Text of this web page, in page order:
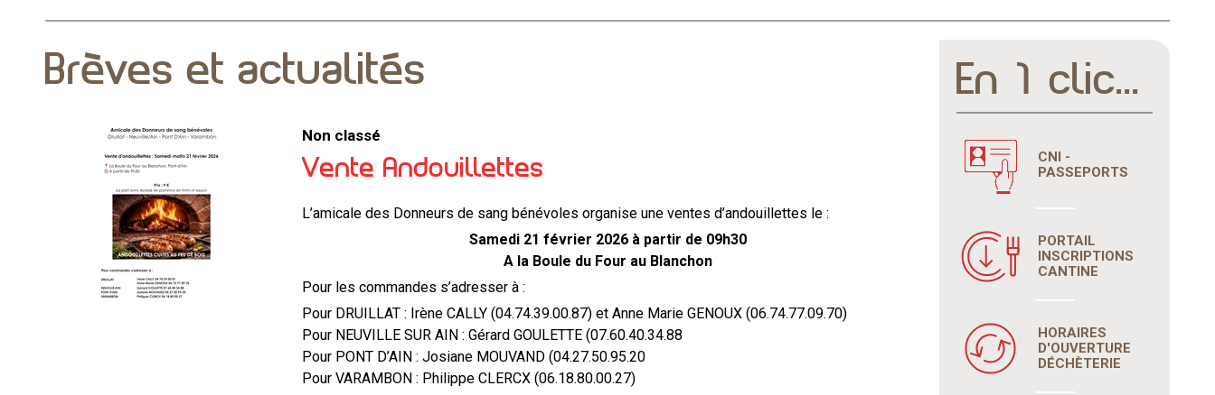
Brèves et actualités
Non classé
Vente Andouillettes
L’amicale des Donneurs de sang bénévoles organise une ventes d’andouillettes le :
Samedi 21 février 2026 à partir de 09h30
A la Boule du Four au Blanchon
Pour les commandes s’adresser à :
Pour DRUILLAT : Irène CALLY (04.74.39.00.87) et Anne Marie GENOUX (06.74.77.09.70)
Pour NEUVILLE SUR AIN : Gérard GOULETTE (07.60.40.34.88
Pour PONT D’AIN : Josiane MOUVAND (04.27.50.95.20
Pour VARAMBON : Philippe CLERCX (06.18.80.00.27)
En 1 clic...
CNI -
PASSEPORTS
PORTAIL
INSCRIPTIONS
CANTINE
HORAIRES
D'OUVERTURE
DÉCHÈTERIE